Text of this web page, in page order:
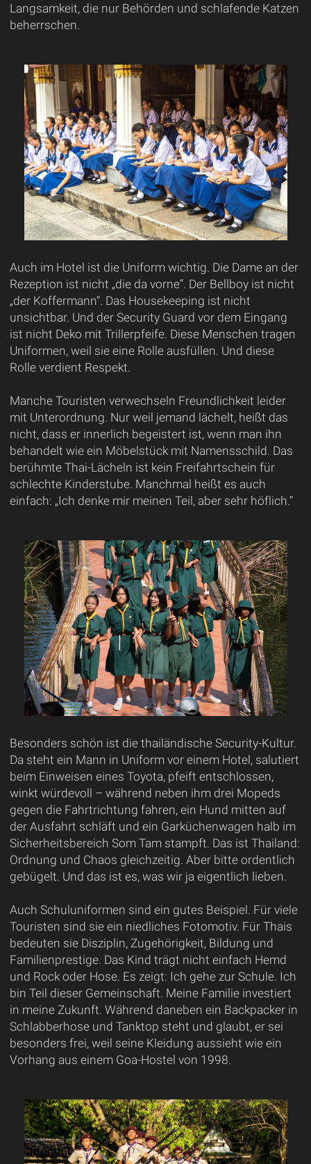
Langsamkeit, die nur Behörden und schlafende Katzen
beherrschen.
Auch im Hotel ist die Uniform wichtig. Die Dame an der
Rezeption ist nicht „die da vorne“. Der Bellboy ist nicht
„der Koffermann“. Das Housekeeping ist nicht
unsichtbar. Und der Security Guard vor dem Eingang
ist nicht Deko mit Trillerpfeife. Diese Menschen tragen
Uniformen, weil sie eine Rolle ausfüllen. Und diese
Rolle verdient Respekt.
Manche Touristen verwechseln Freundlichkeit leider
mit Unterordnung. Nur weil jemand lächelt, heißt das
nicht, dass er innerlich begeistert ist, wenn man ihn
behandelt wie ein Möbelstück mit Namensschild. Das
berühmte Thai-Lächeln ist kein Freifahrtschein für
schlechte Kinderstube. Manchmal heißt es auch
einfach: „Ich denke mir meinen Teil, aber sehr höflich.“
Besonders schön ist die thailändische Security-Kultur.
Da steht ein Mann in Uniform vor einem Hotel, salutiert
beim Einweisen eines Toyota, pfeift entschlossen,
winkt würdevoll – während neben ihm drei Mopeds
gegen die Fahrtrichtung fahren, ein Hund mitten auf
der Ausfahrt schläft und ein Garküchenwagen halb im
Sicherheitsbereich Som Tam stampft. Das ist Thailand:
Ordnung und Chaos gleichzeitig. Aber bitte ordentlich
gebügelt. Und das ist es, was wir ja eigentlich lieben.
Auch Schuluniformen sind ein gutes Beispiel. Für viele
Touristen sind sie ein niedliches Fotomotiv. Für Thais
bedeuten sie Disziplin, Zugehörigkeit, Bildung und
Familienprestige. Das Kind trägt nicht einfach Hemd
und Rock oder Hose. Es zeigt: Ich gehe zur Schule. Ich
bin Teil dieser Gemeinschaft. Meine Familie investiert
in meine Zukunft. Während daneben ein Backpacker in
Schlabberhose und Tanktop steht und glaubt, er sei
besonders frei, weil seine Kleidung aussieht wie ein
Vorhang aus einem Goa-Hostel von 1998.